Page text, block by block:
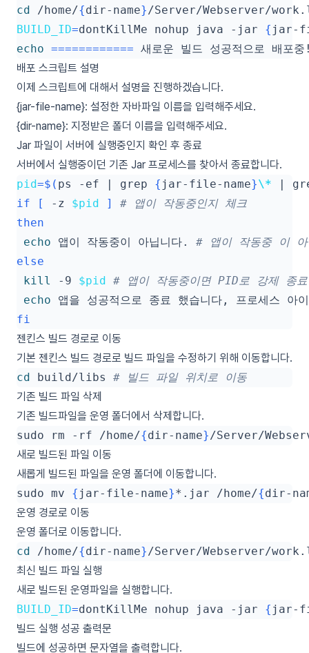
cd /home/{dir-name} /Server/Webserver/
BUILD_ID=dontKillMe nohup java -jar { jar-
echo ============ 새로운 빌드 성공적으로 배
배포 스크립트 설명
이제 스크립트에 대해서 설명을 진행하겠습니다.
{jar-file-name}: 설정한 자바파일 이름을 입력해주세요.
{dir-name}: 지정받은 폴더 이름을 입력해주세요.
Jar 파일이 서버에 실행중인지 확인 후 종료
서버에서 실행중이던 기존 Jar 프로세스를 찾아서 종료합니다.
pid=$( ps -ef | grep { jar-file-name}\* |
if
[ -z $pid ]
# 앱이 작동중인지 체크
then
echo 앱이 작동중이 아닙니다. # 앱이 작동중 이 아
else
kill
-9 $pid # 앱이 작동중이면 PID로 강제 종료
echo 앱을 성공적으로 종료 했습니다, 프로세스 아
fi
젠킨스 빌드 경로로 이동
기본 젠킨스 빌드 경로로 빌드 파일을 수정하기 위해 이동합니다.
cd build/libs # 빌드 파일 위치로 이동
기존 빌드 파일 삭제
기존 빌드파일을 운영 폴더에서 삭제합니다.
sudo rm -rf /home/{dir-name} /Server/
새로 빌드된 파일 이동
새롭게 빌드된 파일을 운영 폴더에 이동합니다.
sudo mv { jar-file-name}*.jar /home/{dir-
운영 경로로 이동
운영 폴더로 이동합니다.
cd /home/{dir-name} /Server/Webserver/
최신 빌드 파일 실행
새로 빌드된 운영파일을 실행합니다.
BUILD_ID=dontKillMe nohup java -jar { jar-
빌드 실행 성공 출력문
빌드에 성공하면 문자열을 출력합니다.